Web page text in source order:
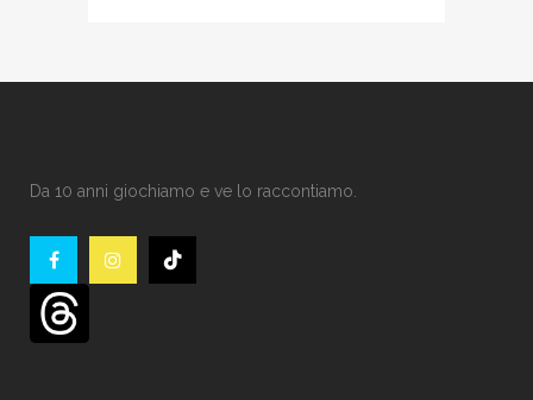
Da 10 anni giochiamo e ve lo raccontiamo.